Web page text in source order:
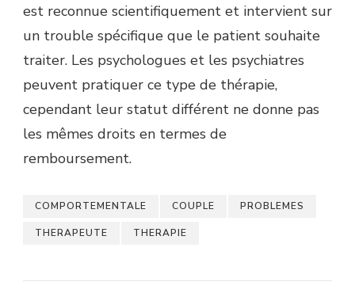
est reconnue scientifiquement et intervient sur
un trouble spécifique que le patient souhaite
traiter. Les psychologues et les psychiatres
peuvent pratiquer ce type de thérapie,
cependant leur statut différent ne donne pas
les mêmes droits en termes de
remboursement.
COMPORTEMENTALE COUPLE PROBLEMES
THERAPEUTE THERAPIE